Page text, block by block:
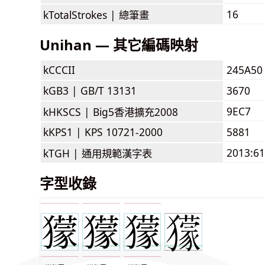
kTotalStrokes | 總筆畫 16
Unihan — 其它編碼映射
kCCCII
245A50
kGB3 | GB/T 13131
3670
kHKSCS | Big5香港擴充2008
9EC7
kKPS1 | KPS 10721-2000
5881
kTGH | 通用規範漢字表
字型收錄